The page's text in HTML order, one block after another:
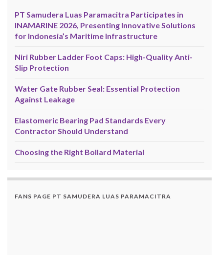
PT Samudera Luas Paramacitra Participates in
INAMARINE 2026, Presenting Innovative Solutions
for Indonesia’s Maritime Infrastructure
Niri Rubber Ladder Foot Caps: High-Quality Anti-
Slip Protection
Water Gate Rubber Seal: Essential Protection
Against Leakage
Elastomeric Bearing Pad Standards Every
Contractor Should Understand
Choosing the Right Bollard Material
FANS PAGE PT SAMUDERA LUAS PARAMACITRA